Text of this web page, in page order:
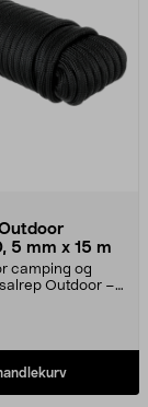
5 mm x 15 m
camping og
Outdoor –